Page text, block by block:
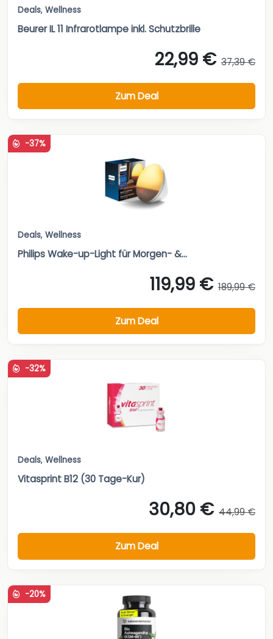
Deals, Wellness
Beurer IL 11 Infrarotlampe inkl. Schutzbrille
22,99 € 37,39 €
Zum Deal
-37%
Deals, Wellness
Philips Wake-up-Light für Morgen- &...
119,99 € 189,99 €
Zum Deal
-32%
Deals, Wellness
Vitasprint B12 (30 Tage-Kur)
30,80 € 44,99 €
Zum Deal
-20%